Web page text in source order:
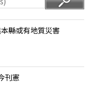
縣或有地質災害
刊憲